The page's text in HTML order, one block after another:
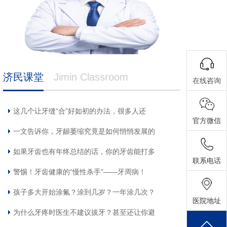
在线咨询
官方微信
联系电话
医院地址
济民课堂 Jimin Classroom
这几个让牙缝“合”好如初的办法，很多人还
一文告诉你，牙龈萎缩究竟是如何悄悄发展的
如果牙齿也有年终总结的话，你的牙齿能打多
警惕！牙齿健康的“慢性杀手”——牙周病！
孩子多大开始涂氟？涂到几岁？一年涂几次？
为什么牙疼时医生不建议拔牙？甚至还让你避